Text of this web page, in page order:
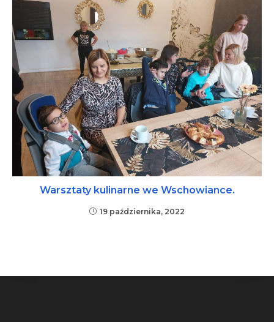
Warsztaty kulinarne we Wschowiance.
19 października, 2022